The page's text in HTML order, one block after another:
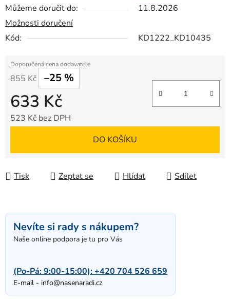
Můžeme doručit do:
11.8.2026
Možnosti doručení
Kód:
KD1222_KD10435
855 Kč –25 %
633 Kč
523 Kč bez DPH
DO KOŠÍKU
Tisk Zeptat se Hlídat Sdílet
Nevíte si rady s nákupem?
Naše online podpora je tu pro Vás
(Po-Pá: 9:00-15:00):+420 704 526 659
E-mail - info@nasenaradi.cz